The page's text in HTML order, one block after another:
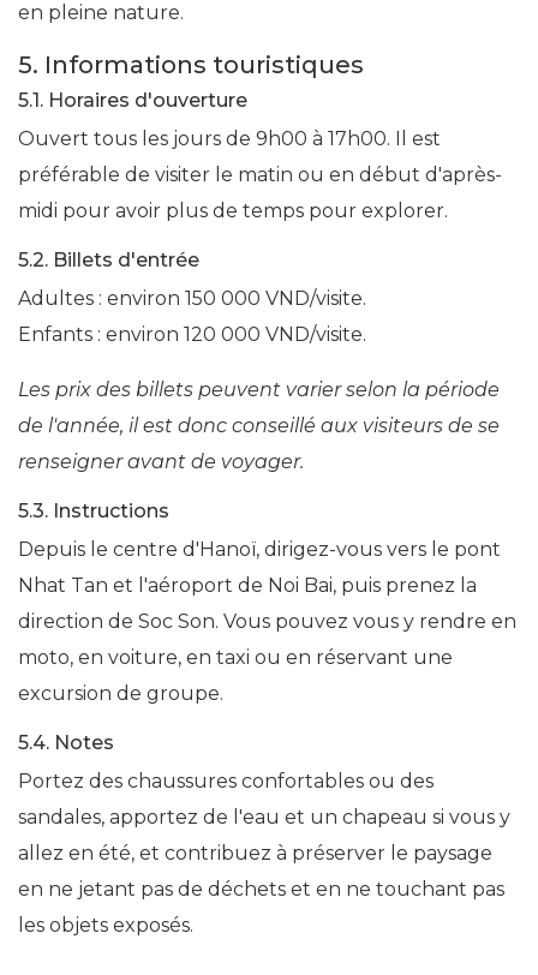
en pleine nature.
5. Informations touristiques
5.1. Horaires d'ouverture
Ouvert tous les jours de 9h00 à 17h00. Il est
préférable de visiter le matin ou en début d'après-
midi pour avoir plus de temps pour explorer.
5.2. Billets d'entrée
Adultes : environ 150 000 VND/visite.
Enfants : environ 120 000 VND/visite.
Les prix des billets peuvent varier selon la période
de l'année, il est donc conseillé aux visiteurs de se
renseigner avant de voyager.
5.3. Instructions
Depuis le centre d'Hanoï, dirigez-vous vers le pont
Nhat Tan et l'aéroport de Noi Bai, puis prenez la
direction de Soc Son. Vous pouvez vous y rendre en
moto, en voiture, en taxi ou en réservant une
excursion de groupe.
5.4. Notes
Portez des chaussures confortables ou des
sandales, apportez de l'eau et un chapeau si vous y
allez en été, et contribuez à préserver le paysage
en ne jetant pas de déchets et en ne touchant pas
les objets exposés.